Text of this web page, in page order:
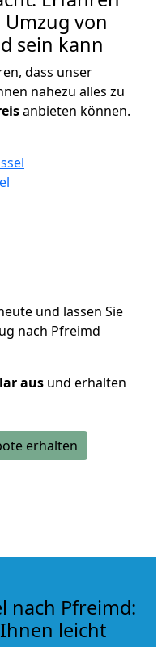
Umzug von
sein kann
dass unser
nahezu alles zu
anbieten können.
und lassen Sie
nach Pfreimd
aus und erhalten
erhalten
nach Pfreimd:
leicht